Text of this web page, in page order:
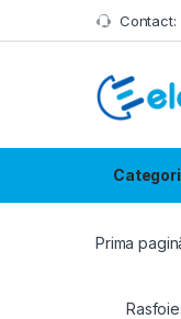
Skip to navigation
Skip to content Contact:
Prima